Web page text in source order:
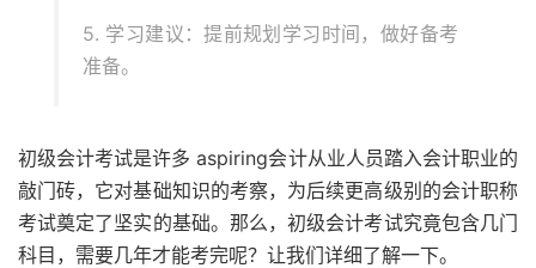
5. 学习建议：提前规划学习时间，做好备考
准备。
初级会计考试是许多 aspiring会计从业人员踏入会计职业的
敲门砖，它对基础知识的考察，为后续更高级别的会计职称
考试奠定了坚实的基础。那么，初级会计考试究竟包含几门
科目，需要几年才能考完呢？让我们详细了解一下。